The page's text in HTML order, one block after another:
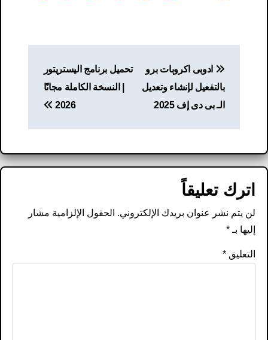
المقالات
ادوبى اكروبات برو
بالتفعيل لإنشاء وتعديل
الـ بى دى إف 2025
تحميل برنامج اليستريتور
| النسخة الكاملة مجانًا
2026
اترك تعليقاً
لن يتم نشر عنوان بريدك الإلكتروني. الحقول الإلزامية مشار
إليها بـ*
التعليق*